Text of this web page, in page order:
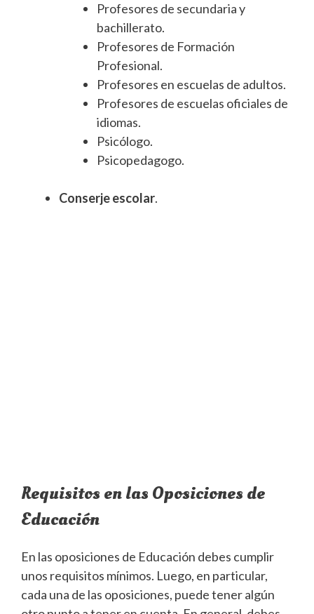
Profesores de secundaria y
bachillerato.
Profesores de Formación
Profesional.
Profesores en escuelas de adultos.
Profesores de escuelas oficiales de
idiomas.
Psicólogo.
Psicopedagogo.
Conserje escolar.
Requisitos en las Oposiciones de
Educación
En las oposiciones de Educación debes cumplir
unos requisitos mínimos. Luego, en particular,
cada una de las oposiciones, puede tener algún